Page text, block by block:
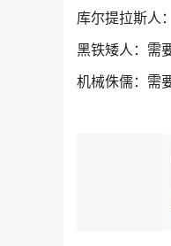
库尔提拉斯人
黑铁矮人：需
机械侏儒：需